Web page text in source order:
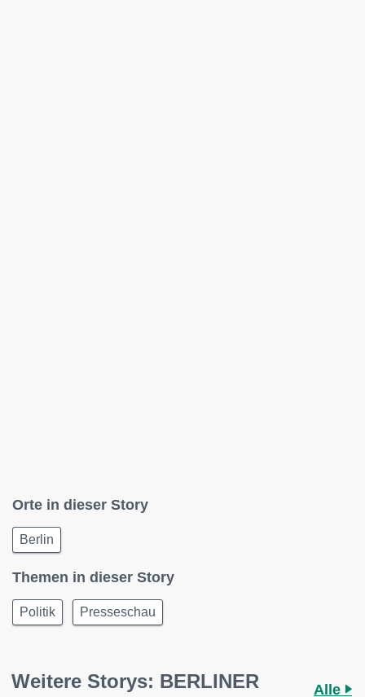
Orte in dieser Story
Berlin
Themen in dieser Story
Politik Presseschau
Weitere Storys: BERLINER
Alle